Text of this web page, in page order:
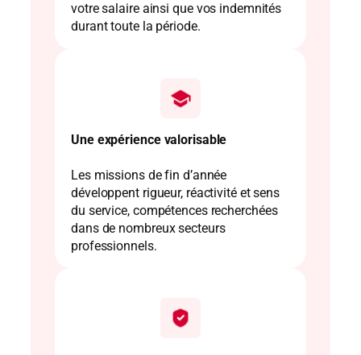
votre salaire ainsi que vos indemnités
durant toute la période.
Une expérience valorisable
Les missions de fin d’année
développent rigueur, réactivité et sens
du service, compétences recherchées
dans de nombreux secteurs
professionnels.